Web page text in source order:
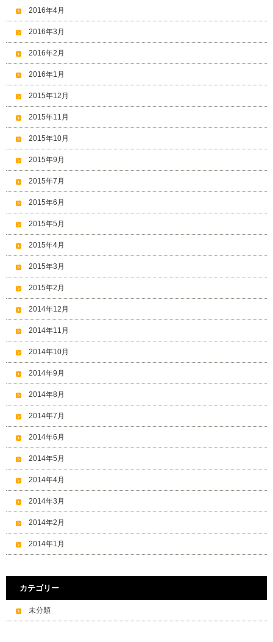
2016年4月
2016年3月
2016年2月
2016年1月
2015年12月
2015年11月
2015年10月
2015年9月
2015年7月
2015年6月
2015年5月
2015年4月
2015年3月
2015年2月
2014年12月
2014年11月
2014年10月
2014年9月
2014年8月
2014年7月
2014年6月
2014年5月
2014年4月
2014年3月
2014年2月
2014年1月
カテゴリー
未分類